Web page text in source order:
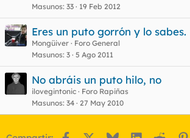
Masunos 33 19 Feb 2012
Eres un puto gorrón y lo sabes.
Mongüiver
Foro General
Masunos 3 5 Ago 2011
No abráis un puto hilo, no
ilovegintonic
Foro Rapiñas
Masunos 34 27 May 2010